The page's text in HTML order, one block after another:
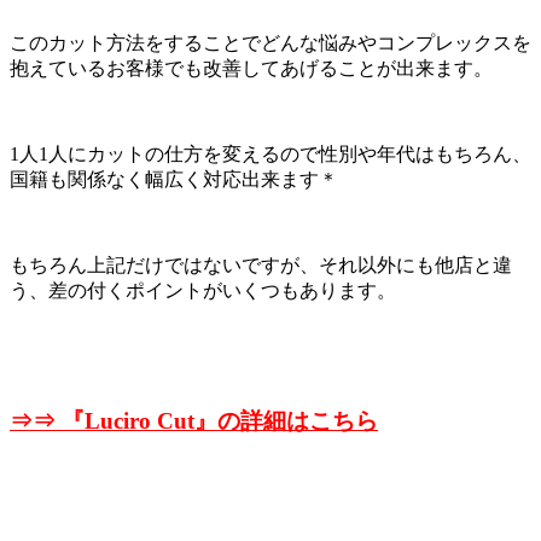
このカット方法をすることでどんな悩みやコンプレックスを
抱えているお客様でも改善してあげることが出来ます。
1人1人にカットの仕方を変えるので性別や年代はもちろん、
国籍も関係なく幅広く対応出来ます＊
もちろん上記だけではないですが、それ以外にも他店と違
う、差の付くポイントがいくつもあります。
⇒⇒ 『Luciro Cut』の詳細はこちら